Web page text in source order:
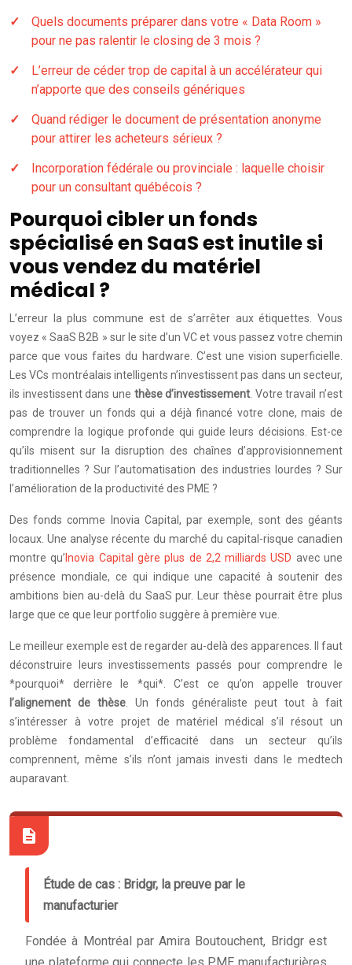
Quels documents préparer dans votre « Data Room »
pour ne pas ralentir le closing de 3 mois ?
L’erreur de céder trop de capital à un accélérateur qui
n’apporte que des conseils génériques
Quand rédiger le document de présentation anonyme
pour attirer les acheteurs sérieux ?
Incorporation fédérale ou provinciale : laquelle choisir
pour un consultant québécois ?
Pourquoi cibler un fonds
spécialisé en SaaS est inutile si
vous vendez du matériel
médical ?
L’erreur la plus commune est de s’arrêter aux étiquettes. Vous
voyez « SaaS B2B » sur le site d’un VC et vous passez votre chemin
parce que vous faites du hardware. C’est une vision superficielle.
Les VCs montréalais intelligents n’investissent pas dans un secteur,
ils investissent dans une thèse d’investissement . Votre travail n’est
pas de trouver un fonds qui a déjà financé votre clone, mais de
comprendre la logique profonde qui guide leurs décisions. Est-ce
qu’ils misent sur la disruption des chaînes d’approvisionnement
traditionnelles ? Sur l’automatisation des industries lourdes ? Sur
l’amélioration de la productivité des PME ?
Des fonds comme Inovia Capital, par exemple, sont des géants
locaux. Une analyse récente du marché du capital-risque canadien
montre qu’ Inovia Capital gère plus de 2,2 milliards USD avec une
présence mondiale, ce qui indique une capacité à soutenir des
ambitions bien au-delà du SaaS pur. Leur thèse pourrait être plus
large que ce que leur portfolio suggère à première vue.
Le meilleur exemple est de regarder au-delà des apparences. Il faut
déconstruire leurs investissements passés pour comprendre le
*pourquoi* derrière le *qui*. C’est ce qu’on appelle trouver
l’alignement de thèse . Un fonds généraliste peut tout à fait
s’intéresser à votre projet de matériel médical s’il résout un
problème fondamental d’efficacité dans un secteur qu’ils
comprennent, même s’ils n’ont jamais investi dans le medtech
auparavant.
Étude de cas : Bridgr, la preuve par le
manufacturier
Fondée à Montréal par Amira Boutouchent, Bridgr est